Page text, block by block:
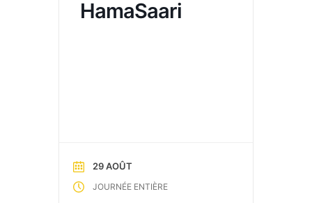
HamaSaari
29 AOÛT
JOURNÉE ENTIÈRE